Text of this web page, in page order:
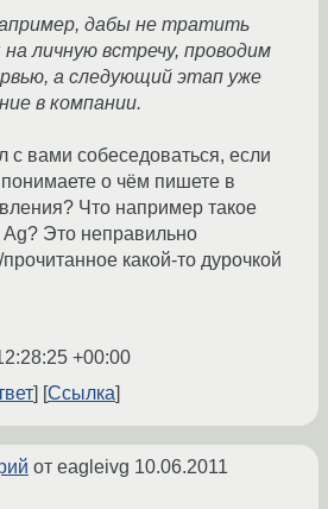
дабы не тратить
личную встречу, проводим
а следующий этап уже
в компании.
с вами собеседоваться, если
о чём пишете в
Что например такое
Ag? Это неправильно
какой-то дурочкой
+00:00
Ссылка
от eagleivg 10.06.2011